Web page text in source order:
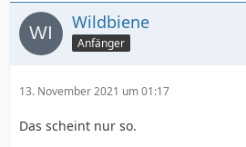
Wildbiene
Anfänger
13. November 2021 um 01:17
Das scheint nur so.